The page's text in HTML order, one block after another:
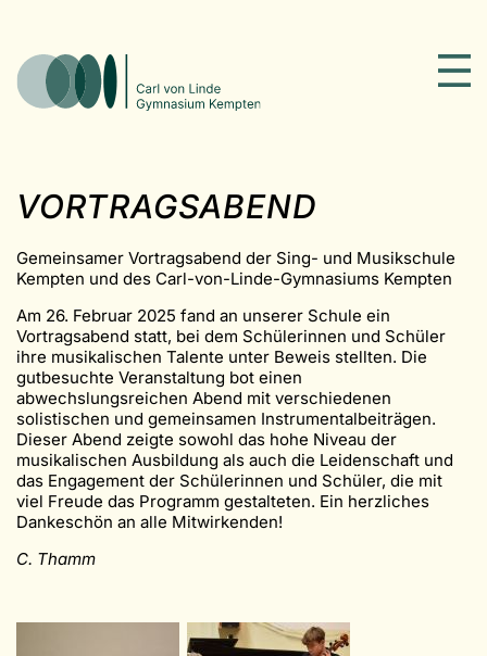
VORTRAGSABEND
Gemeinsamer Vortragsabend der Sing- und Musikschule
Kempten und des Carl-von-Linde-Gymnasiums Kempten
Am 26. Februar 2025 fand an unserer Schule ein
Vortragsabend statt, bei dem Schülerinnen und Schüler
ihre musikalischen Talente unter Beweis stellten. Die
gutbesuchte Veranstaltung bot einen
abwechslungsreichen Abend mit verschiedenen
solistischen und gemeinsamen Instrumentalbeiträgen.
Dieser Abend zeigte sowohl das hohe Niveau der
musikalischen Ausbildung als auch die Leidenschaft und
das Engagement der Schülerinnen und Schüler, die mit
viel Freude das Programm gestalteten. Ein herzliches
Dankeschön an alle Mitwirkenden!
C. Thamm